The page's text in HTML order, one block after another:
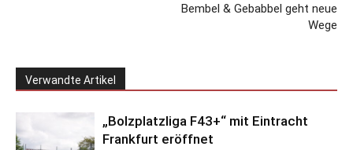
Bembel & Gebabbel geht neue
Wege
Verwandte Artikel
„Bolzplatzliga F43+“ mit Eintracht
Frankfurt eröffnet